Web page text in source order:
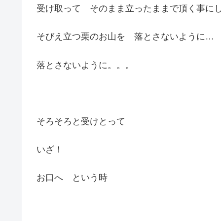
受け取って そのまま立ったままで頂く事に
そびえ立つ栗のお山を 落とさないように…
落とさないように。。。
そろそろと受けとって
いざ！
お口へ という時